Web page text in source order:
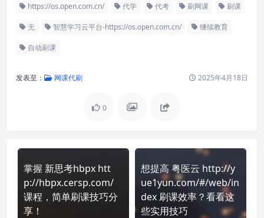
https://os.open.com.cn/ 代学 代考 刷网课 刷课
无 智慧学习云平台-https://os.open.com.cn/ 继续教育
自动刷课
发表至： 网课代刷 2025年4月18日
0
掌握 新思考hbpx htt
p://hbpx.cersp.com/
课程，简单刷课技巧分
享！
想提高 粤医云 http://y
ue1yun.com/#/web/in
dex 刷课效率？看看这
些实用技巧